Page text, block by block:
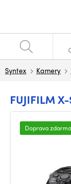
Syntex Kamery
FUJIFILM
Doprava zdarma